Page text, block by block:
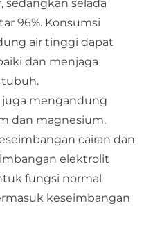
sedangkan selada
96%. Konsumsi
air tinggi dapat
dan menjaga
tubuh.
juga mengandung
dan magnesium,
cairan dan
elektrolit
fungsi normal
keseimbangan